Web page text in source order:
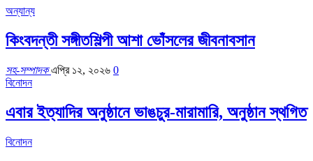
অন্যান্য
কিংবদন্তী সঙ্গীতশিল্পী আশা ভোঁসলের জীবনাবসান
সহ-সম্পাদকএপ্রি ১২, ২০২৬ 0
বিনোদন
এবার ইত্যাদির অনুষ্ঠানে ভাঙচুর-মারামারি, অনুষ্ঠান স্থগিত
বিনোদন